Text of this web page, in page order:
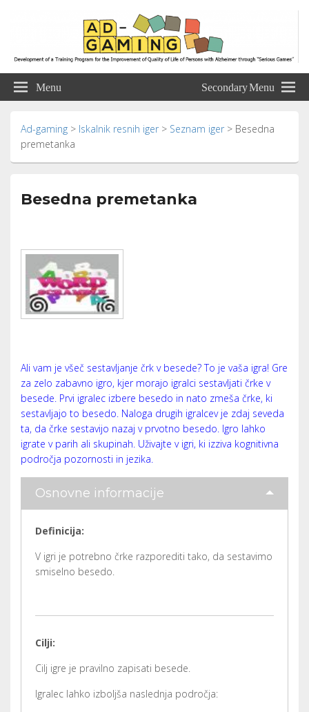
Ad-gamingPersons with Alzheimer through “Serious Games”
Menu Secondary Menu
Ad-gaming > Iskalnik resnih iger > Seznam iger > Besedna
premetanka
Besedna premetanka
Ali vam je všeč sestavljanje črk v besede? To je vaša igra! Gre
za zelo zabavno igro, kjer morajo igralci sestavljati črke v
besede. Prvi igralec izbere besedo in nato zmeša črke, ki
sestavljajo to besedo. Naloga drugih igralcev je zdaj seveda
ta, da črke sestavijo nazaj v prvotno besedo. Igro lahko
igrate v parih ali skupinah. Uživajte v igri, ki izziva kognitivna
področja pozornosti in jezika.
Osnovne informacije
Definicija:
V igri je potrebno črke razporediti tako, da sestavimo
smiselno besedo.
Cilji:
Cilj igre je pravilno zapisati besede.
Igralec lahko izboljša naslednja področja: